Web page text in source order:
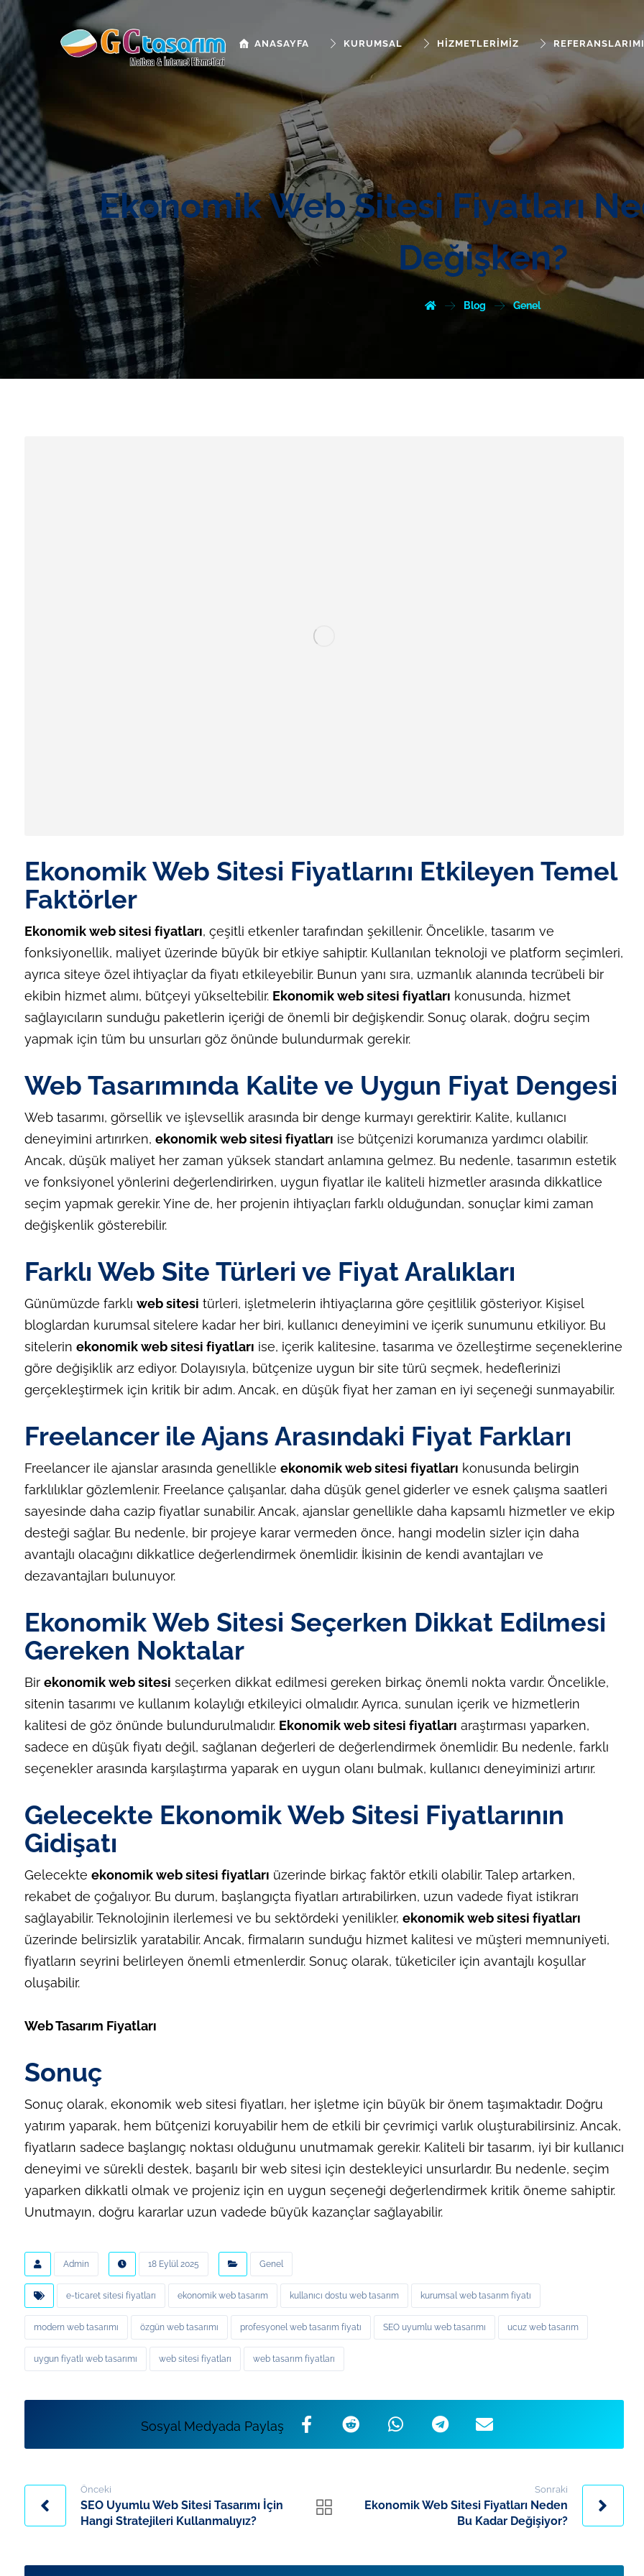
ANASAYFA KURUMSAL HIZMETLERIMIZ
Ekonomik Web Sitesi Fiyatları
Değişken?
Blog Genel
Ekonomik Web Sitesi Fiyatlarını Etkileyen Temel
Faktörler
Ekonomik web sitesi fiyatları, çeşitli etkenler tarafından şekillenir. Öncelikle, tasarım ve
fonksiyonellik, maliyet üzerinde büyük bir etkiye sahiptir. Kullanılan teknoloji ve platform seçimleri,
ayrıca siteye özel ihtiyaçlar da fiyatı etkileyebilir. Bunun yanı sıra, uzmanlık alanında tecrübeli bir
ekibin hizmet alımı, bütçeyi yükseltebilir. Ekonomik web sitesi fiyatları konusunda, hizmet
sağlayıcıların sunduğu paketlerin içeriği de önemli bir değişkendir. Sonuç olarak, doğru seçim
yapmak için tüm bu unsurları göz önünde bulundurmak gerekir.
Web Tasarımında Kalite ve Uygun Fiyat Dengesi
Web tasarımı, görsellik ve işlevsellik arasında bir denge kurmayı gerektirir. Kalite, kullanıcı
deneyimini artırırken, ekonomik web sitesi fiyatları ise bütçenizi korumanıza yardımcı olabilir.
Ancak, düşük maliyet her zaman yüksek standart anlamına gelmez. Bu nedenle, tasarımın estetik
ve fonksiyonel yönlerini değerlendirirken, uygun fiyatlar ile kaliteli hizmetler arasında dikkatlice
seçim yapmak gerekir. Yine de, her projenin ihtiyaçları farklı olduğundan, sonuçlar kimi zaman
değişkenlik gösterebilir.
Farklı Web Site Türleri ve Fiyat Aralıkları
Günümüzde farklı web sitesi türleri, işletmelerin ihtiyaçlarına göre çeşitlilik gösteriyor. Kişisel
bloglardan kurumsal sitelere kadar her biri, kullanıcı deneyimini ve içerik sunumunu etkiliyor. Bu
sitelerin ekonomik web sitesi fiyatları ise, içerik kalitesine, tasarıma ve özelleştirme seçeneklerine
göre değişiklik arz ediyor. Dolayısıyla, bütçenize uygun bir site türü seçmek, hedeflerinizi
gerçekleştirmek için kritik bir adım. Ancak, en düşük fiyat her zaman en iyi seçeneği sunmayabilir.
Freelancer ile Ajans Arasındaki Fiyat Farkları
Freelancer ile ajanslar arasında genellikle ekonomik web sitesi fiyatları konusunda belirgin
farklılıklar gözlemlenir. Freelance çalışanlar, daha düşük genel giderler ve esnek çalışma saatleri
sayesinde daha cazip fiyatlar sunabilir. Ancak, ajanslar genellikle daha kapsamlı hizmetler ve ekip
desteği sağlar. Bu nedenle, bir projeye karar vermeden önce, hangi modelin sizler için daha
avantajlı olacağını dikkatlice değerlendirmek önemlidir. İkisinin de kendi avantajları ve
dezavantajları bulunuyor.
Ekonomik Web Sitesi Seçerken Dikkat Edilmesi
Gereken Noktalar
Bir ekonomik web sitesi seçerken dikkat edilmesi gereken birkaç önemli nokta vardır. Öncelikle,
sitenin tasarımı ve kullanım kolaylığı etkileyici olmalıdır. Ayrıca, sunulan içerik ve hizmetlerin
kalitesi de göz önünde bulundurulmalıdır. Ekonomik web sitesi fiyatları araştırması yaparken,
sadece en düşük fiyatı değil, sağlanan değerleri de değerlendirmek önemlidir. Bu nedenle, farklı
seçenekler arasında karşılaştırma yaparak en uygun olanı bulmak, kullanıcı deneyiminizi artırır.
Gelecekte Ekonomik Web Sitesi Fiyatlarının
Gidişatı
Gelecekte ekonomik web sitesi fiyatları üzerinde birkaç faktör etkili olabilir. Talep artarken,
rekabet de çoğalıyor. Bu durum, başlangıçta fiyatları artırabilirken, uzun vadede fiyat istikrarı
sağlayabilir. Teknolojinin ilerlemesi ve bu sektördeki yenilikler, ekonomik web sitesi fiyatları
üzerinde belirsizlik yaratabilir. Ancak, firmaların sunduğu hizmet kalitesi ve müşteri memnuniyeti,
fiyatların seyrini belirleyen önemli etmenlerdir. Sonuç olarak, tüketiciler için avantajlı koşullar
oluşabilir.
Web Tasarım Fiyatları
Sonuç
Sonuç olarak, ekonomik web sitesi fiyatları, her işletme için büyük bir önem taşımaktadır. Doğru
yatırım yaparak, hem bütçenizi koruyabilir hem de etkili bir çevrimiçi varlık oluşturabilirsiniz. Ancak,
fiyatların sadece başlangıç noktası olduğunu unutmamak gerekir. Kaliteli bir tasarım, iyi bir kullanıcı
deneyimi ve sürekli destek, başarılı bir web sitesi için destekleyici unsurlardır. Bu nedenle, seçim
yaparken dikkatli olmak ve projeniz için en uygun seçeneği değerlendirmek kritik öneme sahiptir.
Unutmayın, doğru kararlar uzun vadede büyük kazançlar sağlayabilir.
Admin 18 Eylül 2025 Genel
e-ticaret sitesi fiyatları ekonomik web tasarım kullanıcı dostu web tasarım kurumsal web tasarım fiyatı
modern web tasarımı özgün web tasarımı profesyonel web tasarım fiyatı SEO uyumlu web tasarımı ucuz web tasarım
uygun fiyatlı web tasarımı web sitesi fiyatları web tasarım fiyatları
Önceki
SEO Uyumlu Web Sitesi Tasarımı İçin
Hangi Stratejileri Kullanmalıyız?
Sonraki
Ekonomik Web Sitesi Fiyatları Neden
Bu Kadar Değişiyor?